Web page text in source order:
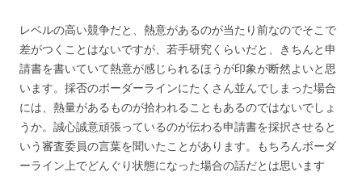
レベルの高い競争だと、熱意があるのが当たり前なのでそこで
差がつくことはないですが、若手研究くらいだと、きちんと申
請書を書いていて熱意が感じられるほうが印象が断然よいと思
います。採否のボーダーラインにたくさん並んでしまった場合
には、熱量があるものが拾われることもあるのではないでしょ
うか。誠心誠意頑張っているのが伝わる申請書を採択させると
いう審査委員の言葉を聞いたことがあります。もちろんボーダ
ーライン上でどんぐり状態になった場合の話だとは思います